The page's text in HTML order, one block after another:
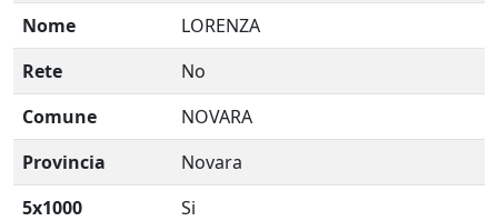
Nome
LORENZA
Rete
No
Comune
NOVARA
Provincia
Novara
5x1000
Si